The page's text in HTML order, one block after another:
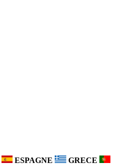
ESPAGNE
GRECE